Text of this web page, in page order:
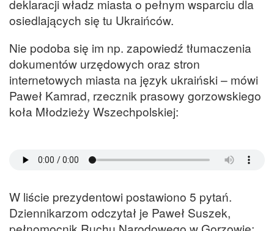
deklaracji władz miasta o pełnym wsparciu dla
osiedlających się tu Ukraińców.
Nie podoba się im np. zapowiedź tłumaczenia
dokumentów urzędowych oraz stron
internetowych miasta na język ukraiński – mówi
Paweł Kamrad, rzecznik prasowy gorzowskiego
koła Młodzieży Wszechpolskiej:
W liście prezydentowi postawiono 5 pytań.
Dziennikarzom odczytał je Paweł Suszek,